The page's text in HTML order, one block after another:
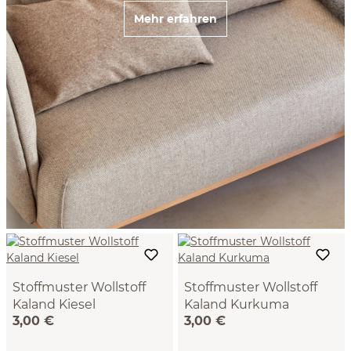
Mehr erfahren
Stoffmuster Wollstoff
Kaland Kiesel
(68), 100% Schurwolle
3,00 €
Stoffmuster Wollstoff
Kaland Kurkuma
(120), 100% Schurwolle
3,00 €